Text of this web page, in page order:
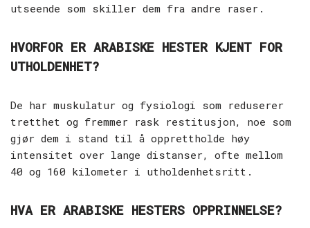
utseende som skiller dem fra andre raser.
HVORFOR ER ARABISKE HESTER KJENT FOR
UTHOLDENHET?
De har muskulatur og fysiologi som reduserer
tretthet og fremmer rask restitusjon, noe som
gjør dem i stand til å opprettholde høy
intensitet over lange distanser, ofte mellom
40 og 160 kilometer i utholdenhetsritt.
HVA ER ARABISKE HESTERS OPPRINNELSE?